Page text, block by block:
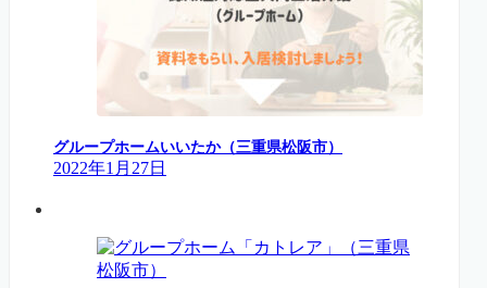
グループホームいいたか（三重県松阪市）
2022年1月27日